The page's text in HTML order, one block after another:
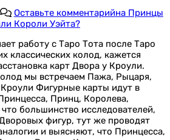
Оставьте комментарийна Принцы
Короли Уэйта?
работу с Таро Тота после Таро
классических колод, кажется
карт Двора у Кроули.
мы встречаем Пажа, Рыцаря,
Фигурные карты идут в
Принц, Королева,
большинство исследователей,
фигур, тут же проводят
и выясняют, что Принцесса,